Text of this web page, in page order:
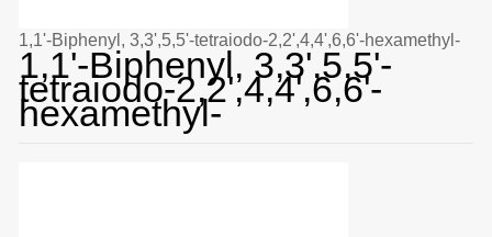
1,1'-Biphenyl, 3,3',5,5'-tetraiodo-2,2',4,4',6,6'-hexamethyl-
1,1'-Biphenyl, 3,3',5,5'-
tetraiodo-2,2',4,4',6,6'-
hexamethyl-